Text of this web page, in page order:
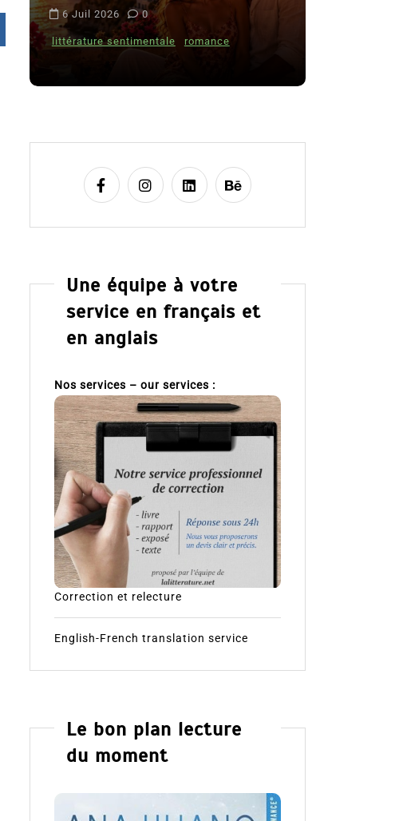
6 Juil 2026 0
littérature sentimentale romance
Une équipe à votre
service en français et
en anglais
Nos services – our services :
Correction et relecture
English-French translation service
Le bon plan lecture
du moment